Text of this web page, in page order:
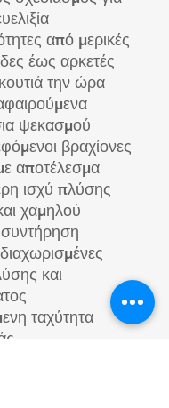
από μερικές
έως αρκετές
την ώρα
ψεκασμού
βραχίονες
αποτέλεσμα
ισχύ πλύσης
χαμηλού
και
ταχύτητα